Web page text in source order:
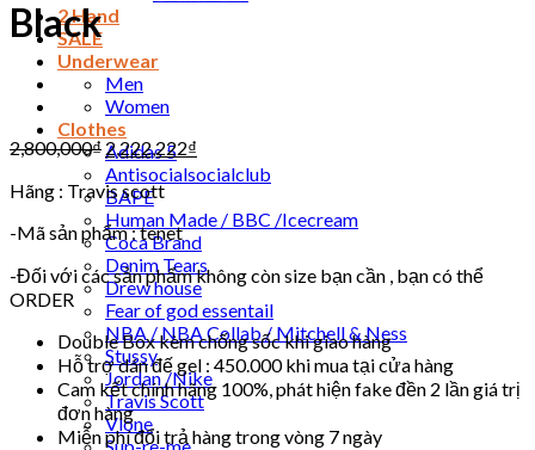
2 Hand
SALE
Underwear
Men
Women
Clothes
Adidas 5
Antisocialsocialclub
BAPE
Human Made / BBC /Icecream
Coca Brand
Denim Tears
Drew house
Fear of god essentail
NBA / NBA Collab / Mitchell & Ness
Stussy
Jordan /Nike
Travis Scott
Vlone
Black
2,800,000₫ 2,222,222₫
Hãng : Travis scott
-Mã sản phẩm : tenet
-Đối với các sản phẩm không còn size bạn cần , bạn có thể
ORDER
Double Box kèm chống sốc khi giao hàng
Hỗ trợ dán đế gel : 450.000 khi mua tại cửa hàng
Cam kết chính hãng 100%, phát hiện fake đền 2 lần giá trị
đơn hàng
Miễn phí đổi trả hàng trong vòng 7 ngày